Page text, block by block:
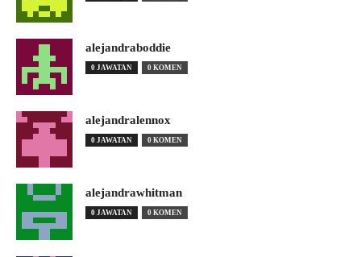
alejandraboddie
0 JAWATAN 0 KOMEN
alejandralennox
0 JAWATAN 0 KOMEN
alejandrawhitman
0 JAWATAN 0 KOMEN